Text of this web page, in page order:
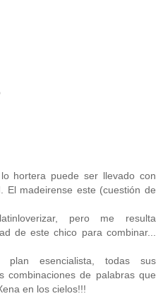
hortera puede ser llevado con
El madeirense este (cuestión de
pero me resulta
de este chico para combinar...
esencialista, todas sus
combinaciones de palabras que
en los cielos!!!